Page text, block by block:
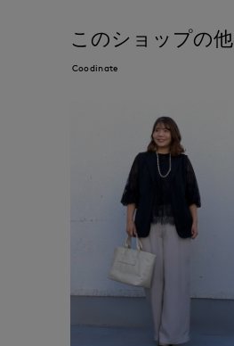
このショップの
Coodinate